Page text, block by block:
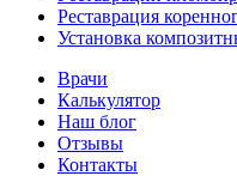
Реставрация
Установка
Врачи
Калькулятор
Наш блог
Отзывы
Контакты